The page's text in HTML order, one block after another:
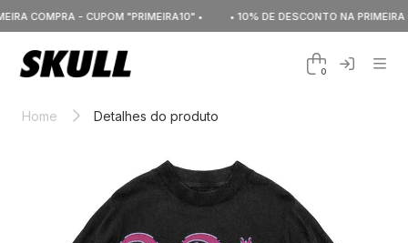
COMPRA - CUPOM "PRIMEIRA10" • • 10% DE DESCONTO NA PRIMEIRA
0
Home Detalhes do produto